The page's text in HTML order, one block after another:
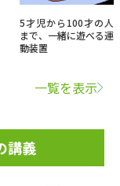
5才児から100才の人
まで、一緒に遊べる運
動装置
一覧を表示
講義